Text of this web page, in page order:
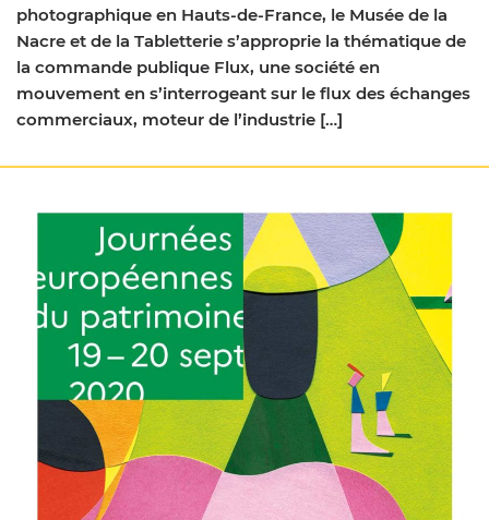
photographique en Hauts-de-France, le Musée de la
Nacre et de la Tabletterie s’approprie la thématique de
la commande publique Flux, une société en
mouvement en s’interrogeant sur le flux des échanges
commerciaux, moteur de l’industrie […]